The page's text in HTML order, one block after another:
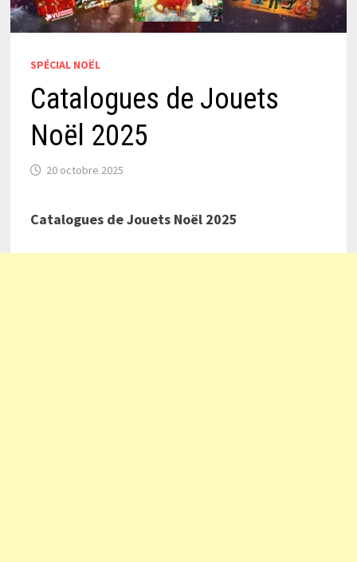
SPÉCIAL NOËL
Catalogues de Jouets
Noël 2025
20 octobre 2025
Catalogues de Jouets Noël 2025